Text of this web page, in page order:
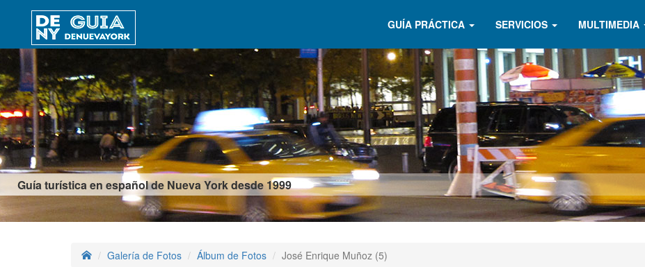
Guía turística en español de Nueva York desde 1999
GUÍA PRÁCTICA SERVICIOS MULTIMEDIA
Galería de Fotos Álbum de Fotos José Enrique Muñoz (5)